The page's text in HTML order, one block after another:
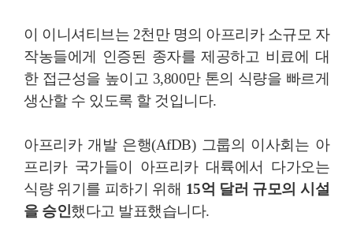
이 이니셔티브는 2천만 명의 아프리카 소규모 자
작농들에게 인증된 종자를 제공하고 비료에 대
한 접근성을 높이고 3,800만 톤의 식량을 빠르게
생산할 수 있도록 할 것입니다.
아프리카 개발 은행(AfDB) 그룹의 이사회는 아
프리카 국가들이 아프리카 대륙에서 다가오는
식량 위기를 피하기 위해 15억 달러 규모의 시설
을 승인했다고 발표했습니다.